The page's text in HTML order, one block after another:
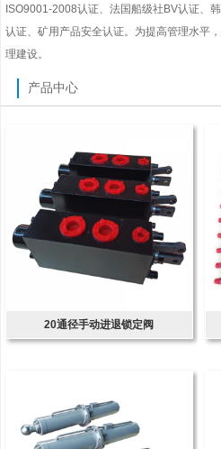
ISO9001-2008认证、法国船级社BV认证、
认证、矿用产品安全认证。为提高管理水平
理建设。
产品中心
20通径手动进退锁定阀